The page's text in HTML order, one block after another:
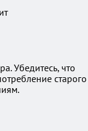
Убедитесь, что
старого